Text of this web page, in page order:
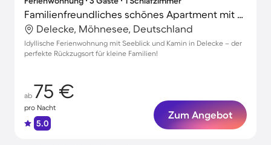
Familienfreundliches schönes Apartment mit Garten und Terrasse | Seeblick
Delecke, Möhnesee, Deutschland
Idyllische Ferienwohnung mit Seeblick und Kamin in Delecke – der
perfekte Rückzugsort für kleine Familien!
ab 75 €
pro Nacht
5.0
Zum Angebot